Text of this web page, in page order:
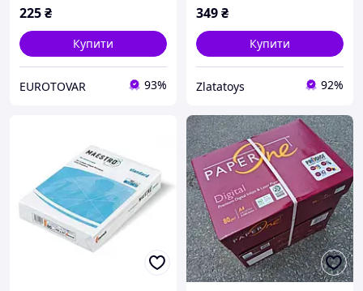
225₴
Купити
EUROTOVAR 93%
349₴
Купити
Zlatatoys 92%